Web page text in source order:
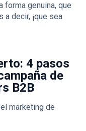
forma genuina, que
a decir, ¡que sea
4 pasos
de
B2B
marketing de